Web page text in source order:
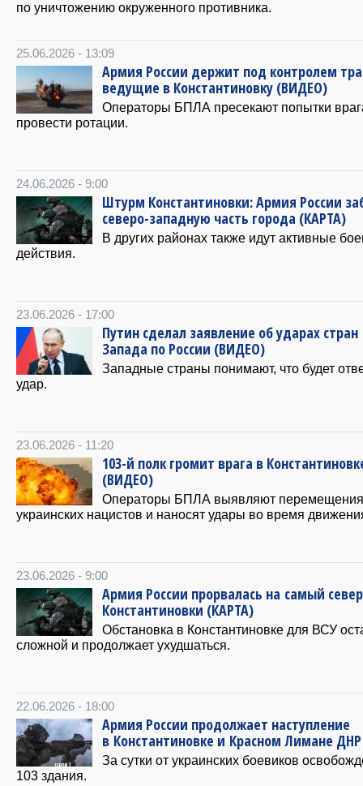
по уничтожению окруженного противника.
25.06.2026 - 13:09
Армия России держит под контролем
ведущие в Константиновку (ВИДЕО)
Операторы БПЛА пресекают попытки
провести ротации.
24.06.2026 - 9:00
Штурм Константиновки: Армия России
северо-западную часть города (КАРТА)
В других районах также идут активные
действия.
23.06.2026 - 17:00
Путин сделал заявление об ударах стран
Запада по России (ВИДЕО)
Западные страны понимают, что будет
удар.
23.06.2026 - 11:20
103-й полк громит врага в
(ВИДЕО)
Операторы БПЛА выявляют перемещения
украинских нацистов и наносят удары во время
23.06.2026 - 9:00
Армия России прорвалась на самый север
Константиновки (КАРТА)
Обстановка в Константиновке для ВСУ
сложной и продолжает ухудшаться.
22.06.2026 - 18:00
Армия России продолжает наступление
в Константиновке и Красном Лимане
За сутки от украинских боевиков
103 здания.